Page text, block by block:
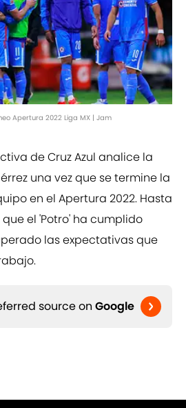
Apertura 2022 Liga MX | Jam
de Cruz Azul analice la
una vez que se termine la
en el Apertura 2022. Hasta
el 'Potro' ha cumplido
las expectativas que
source on Google